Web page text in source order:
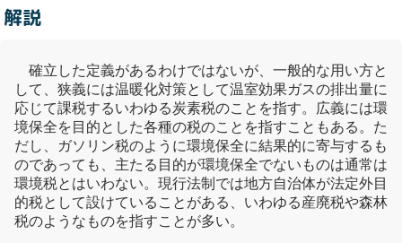
解説
確立した定義があるわけではないが、一般的な用い方と
して、狭義には温暖化対策として温室効果ガスの排出量に
応じて課税するいわゆる炭素税のことを指す。広義には環
境保全を目的とした各種の税のことを指すこともある。た
だし、ガソリン税のように環境保全に結果的に寄与するも
のであっても、主たる目的が環境保全でないものは通常は
環境税とはいわない。現行法制では地方自治体が法定外目
的税として設けていることがある、いわゆる産廃税や森林
税のようなものを指すことが多い。